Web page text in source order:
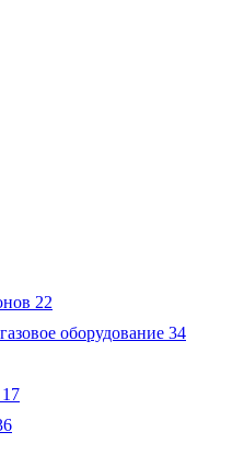
22
оборудование 34
17